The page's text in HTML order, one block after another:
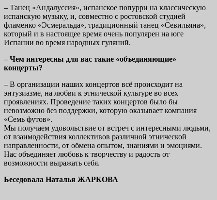
– Танец «Андалуссия», испанское попурри на классическую
испанскую музыку, и, совместно с ростовской студией
фламенко «Эсмеральда», традиционный танец «Севильяна»,
который и в настоящее время очень популярен на юге
Испании во время народных гуляний.
– Чем интересны для вас такие «объединяющие»
концерты?
– В организации наших концертов всё происходит на
энтузиазме, на любви к этнической культуре во всех
проявлениях. Проведение таких концертов было бы
невозможно без поддержки, которую оказывает компания
«Семь футов».
Мы получаем удовольствие от встреч с интересными людьми,
от взаимодействия коллективов различной этнической
направленности, от обмена опытом, знаниями и эмоциями.
Нас объединяет любовь к творчеству и радость от
возможности выражать себя.
Беседовала Наталья ЖАРКОВА